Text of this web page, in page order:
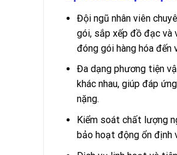
Đội ngũ nhân viên
gói, sắp xếp đồ đạc và
đóng gói hàng hóa
Đa dạng phương tiện
khác nhau, giúp đáp
nặng.
Kiểm soát chất lượng
bảo hoạt động ổn định